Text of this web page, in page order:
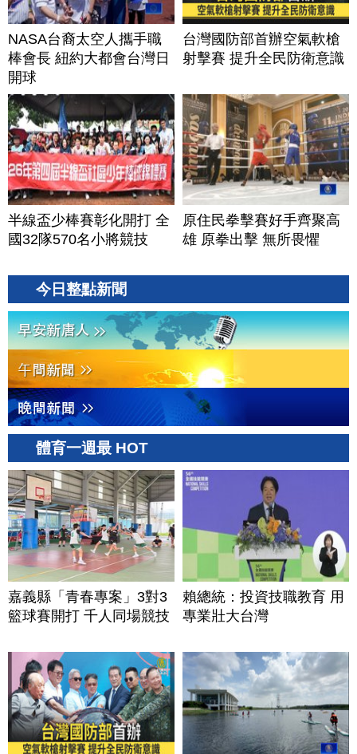
NASA台裔太空人攜手職
棒會長 紐約大都會台灣日
開球
台灣國防部首辦空氣軟槍
射擊賽 提升全民防衛意識
半線盃少棒賽彰化開打 全
國32隊570名小將競技
原住民拳擊賽好手齊聚高
雄 原拳出擊 無所畏懼
今日整點新聞
體育一週最 HOT
嘉義縣「青春專案」3對3
籃球賽開打 千人同場競技
賴總統：投資技職教育 用
專業壯大台灣